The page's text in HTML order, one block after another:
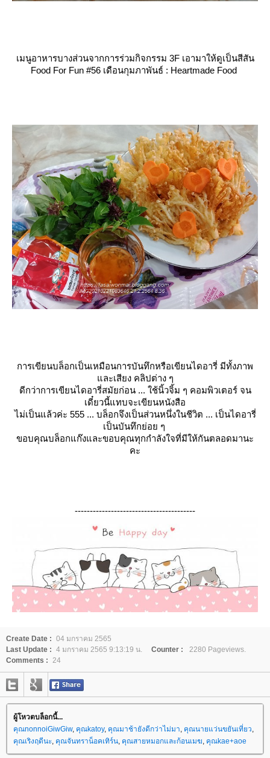
เมนูอาหารบางส่วนจากการร่วมกิจกรรม 3F เอามาให้ดูเป็นสีสัน
Food For Fun #56 เดือนกุมภาพันธ์ : Heartmade Food
การเขียนบล็อกเป็นเหมือนการบันทึกหรือเขียนไดอารี่ มีทั้งภาพ
ละเสียง คลิปต่าง ๆ
ดีกว่าการเขียนไดอารี่สมัยก่อน ... ใช้นิ้วจิ้ม ๆ คอมพิวเตอร์ จน
เดี๋ยวนี้แทบจะเขียนหนังสือ
ไม่เป็นแล้วค่ะ 555 ... บล็อกจึงเป็นส่วนหนึ่งในชีวิต ... เป็นไดอารี่
เป็นบันทึกย่อย ๆ
ขอบคุณบล็อกแก๊งและขอบคุณทุกกำลังใจที่มีให้กันตลอดมานะ
คะ
----------------------------------------
Create Date : 04 มกราคม 2565
Last Update : 4 มกราคม 2565 9:13:19 น. Counter :
2280 Pageviews.
Comments :
24
ผู้โหวตบล็อกนี้...
คุณnonnoiGiwGiw, คุณkatoy, คุณมาช้ายังดีกว่าไม่มา คุณนายแว่นขยันเที่ยว
คุณเริงฤดีนะ คุณจันทราน็อคเทิร์น คุณสายหมอกและก้อนเมฆ คุณkae+aoe